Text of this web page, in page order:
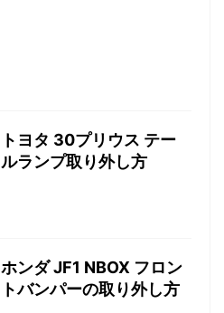
トヨタ 30プリウス テー
ルランプ取り外し方
ホンダ JF1 NBOX フロン
トバンパーの取り外し方